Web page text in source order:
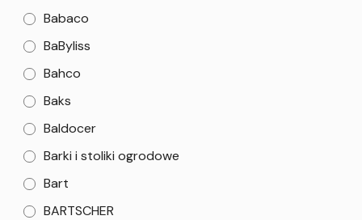
Babaco
BaByliss
Bahco
Baks
Baldocer
Barki i stoliki ogrodowe
Bart
BARTSCHER